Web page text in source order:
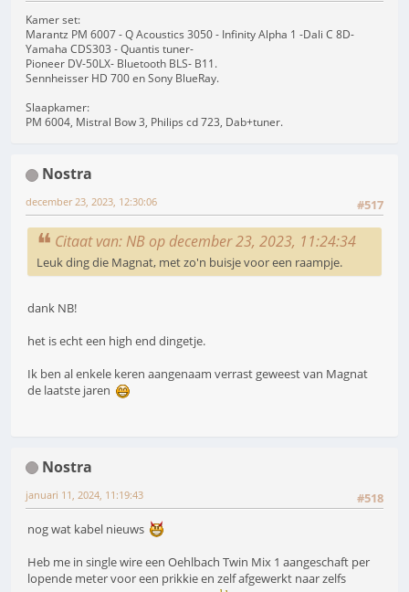
Kamer set:
Marantz PM 6007 - Q Acoustics 3050 - Infinity Alpha 1 -Dali C 8D-
Yamaha CDS303 - Quantis tuner-
Pioneer DV-50LX- Bluetooth BLS- B11.
Sennheisser HD 700 en Sony BlueRay.
Slaapkamer:
PM 6004, Mistral Bow 3, Philips cd 723, Dab+tuner.
Nostra
#517
december 23, 2023, 12:30:06
Citaat van: NB op december 23, 2023, 11:24:34
Leuk ding die Magnat, met zo'n buisje voor een raampje.
dank NB!
het is echt een high end dingetje.
Ik ben al enkele keren aangenaam verrast geweest van Magnat
de laatste jaren
Nostra
#518
januari 11, 2024, 11:19:43
nog wat kabel nieuws
Heb me in single wire een Oehlbach Twin Mix 1 aangeschaft per
lopende meter voor een prikkie en zelf afgewerkt naar zelfs